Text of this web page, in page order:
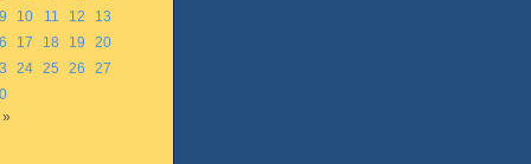
9 10 11 12
13
17 18 19
20
24 25 26
27